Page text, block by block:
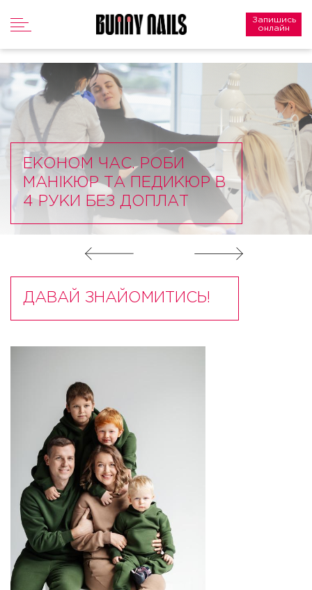
Запишись
онлайн
ЕКОНОМ ЧАС. РОБИ
МАНІКЮР ТА ПЕДИКЮР В
4 РУКИ БЕЗ ДОПЛАТ
ДАВАЙ ЗНАЙОМИТИСЬ!